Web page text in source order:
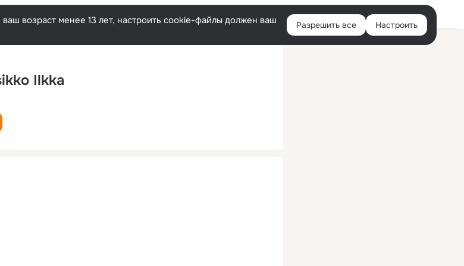
Русский Войти
возраст менее 13 лет, настроить cookie-файлы должен ваш
Разрешить все Настроить
Ilkka